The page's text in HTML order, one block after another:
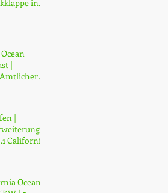
in
|
|
California
Ocean 4